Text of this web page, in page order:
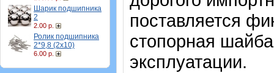
Шарик подшипника
2
2.00 р.
Ролик подшипника
2*9,8 (2х10)
6.00 р.
поставляется
стопорная
эксплуатации.